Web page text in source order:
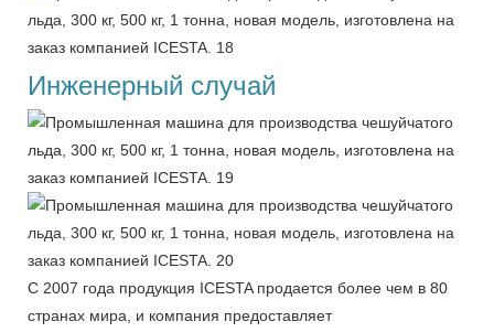
Инженерный случай
С 2007 года продукция ICESTA продается более чем в 80
странах мира, и компания предоставляет